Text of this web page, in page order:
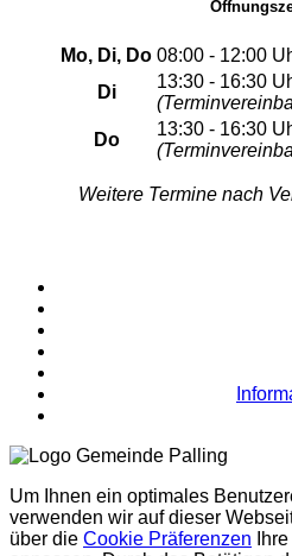
Mo, Di, Do 08:00 - 12:00
Di
13:30 - 16:30
Do
13:30 - 16:30
Weitere Termine nach
Um Ihnen ein optimales
verwenden wir auf dieser
über die Cookie Präferenzen